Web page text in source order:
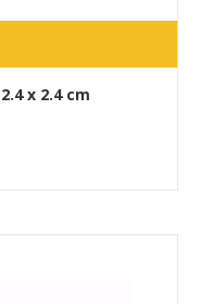
2.4 x 2.4 cm